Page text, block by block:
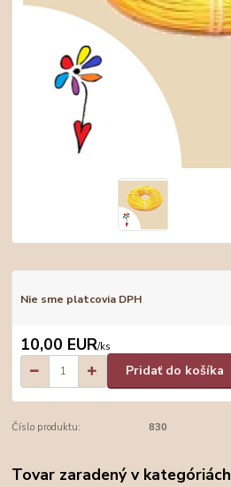
Nie sme platcovia DPH
10,00 EUR/ks
Pridať do košíka
Číslo produktu: 830
Tovar zaradený v kategóriách